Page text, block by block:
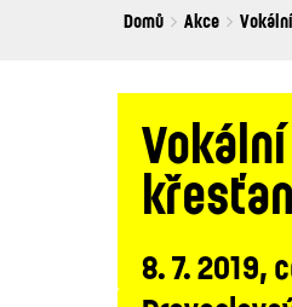
You
Domů Akce
8. 7. 2019,